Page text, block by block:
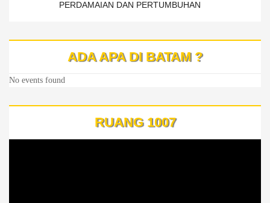
PERDAMAIAN DAN PERTUMBUHAN
ADA APA DI BATAM ?
No events found
RUANG 1007